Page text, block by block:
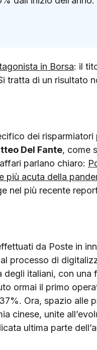
in Borsa: il
tratta di un risultato
dei
Del Fante, come
parlano chiaro:
più acuta della
nel più recente
da Poste in
processo di
italiani, con
ormai il primo
Ora, spazio alle
cinese, unite
ultima parte